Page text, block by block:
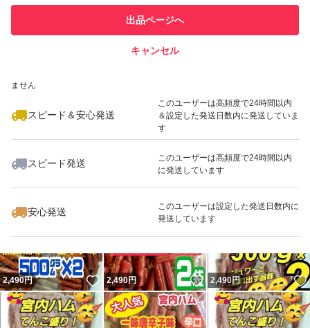
郵便局のゆうパケットポスト(ポスト投函)で発送させて頂
値下げ交渉はご遠慮願ますm(_ _)m
#サラミ
#カルパス
#ドライソーセージ
#ビーフジャーキー
#加工肉
での取引実績があります
ません
スピード＆安心発送
このユーザーは高頻度で24時間以内
＆設定した発送日数内に発送していま
す
スピード発送
このユーザーは高頻度で24時間以内
に発送しています
安心発送
このユーザーは設定した発送日数内に
発送しています
出品ページへ
キャンセル
いいね！
2,490
2,490円 いいね！
2,490円 いいね！
2,490円